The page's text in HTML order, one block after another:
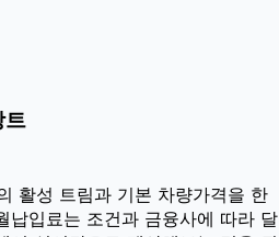
트
활성 트림과 기본 차량가격을 한
납입료는 조건과 금융사에 따라 달